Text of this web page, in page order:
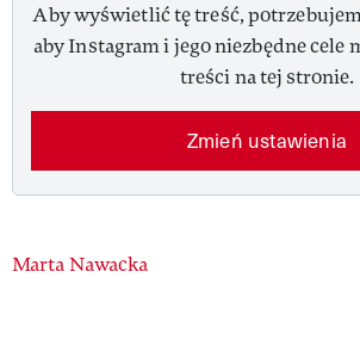
Aby wyświetlić tę treść,
aby Instagram i jego niezbędne cele
treści na tej stronie.
Zmień ustawienia
Authors
Marta Nawacka